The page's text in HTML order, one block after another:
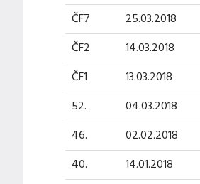
ČF7
25.03.2018
ČF2
14.03.2018
ČF1
13.03.2018
52.
04.03.2018
46.
02.02.2018
40.
14.01.2018